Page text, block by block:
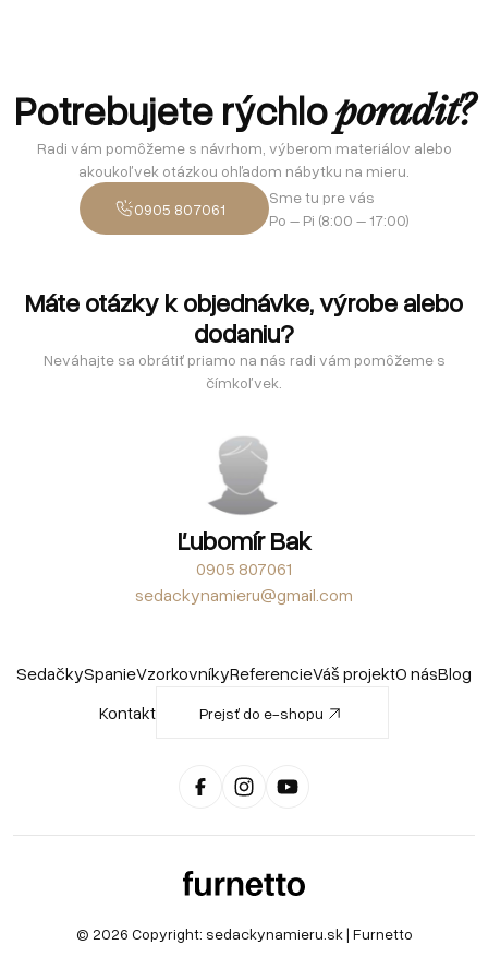
Potrebujete rýchloporadiť?
Radi vám pomôžeme s návrhom, výberom materiálov alebo
akoukoľvek otázkou ohľadom nábytku na mieru.
0905 807061
Sme tu pre vás
Po – Pi (8:00 – 17:00)
Máte otázky k objednávke, výrobe alebo
dodaniu?
Neváhajte sa obrátiť priamo na nás radi vám pomôžeme s
čímkoľvek.
Ľubomír Bak
0905 807061
sedackynamieru@gmail.com
SedačkySpanieVzorkovníkyReferencieVáš projektO násBlog
Kontakt
Prejsť do e-shopu
© 2026 Copyright: sedackynamieru.sk| Furnetto